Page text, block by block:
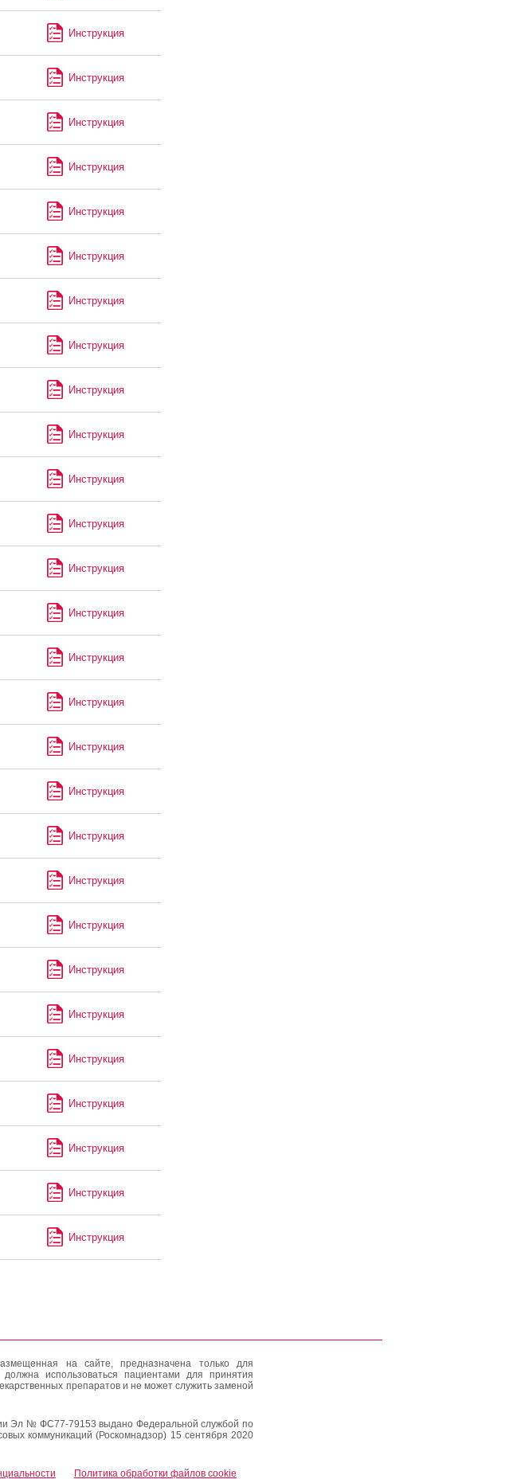
Инструкция
Инструкция
Инструкция
Инструкция
Инструкция
Инструкция
Инструкция
Инструкция
Инструкция
Инструкция
Инструкция
Инструкция
Инструкция
Инструкция
Инструкция
Инструкция
Инструкция
Инструкция
Инструкция
Инструкция
Инструкция
Инструкция
Инструкция
Инструкция
Инструкция
Инструкция
Инструкция
Инструкция
на сайте, предназначена только для
использоваться пациентами для принятия
препаратов и не может служить заменой
Эл № ФС77-79153 выдано Федеральной службой по
коммуникаций (Роскомнадзор) 15 сентября 2020
Политика обработки файлов cookie